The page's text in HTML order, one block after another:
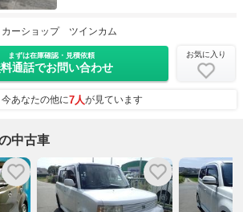
カーショップ ツインカム
まずは在庫確認・見積依頼
通話でお問い合わせ
お気に入り
今あなたの他に7人が見ています
中古車